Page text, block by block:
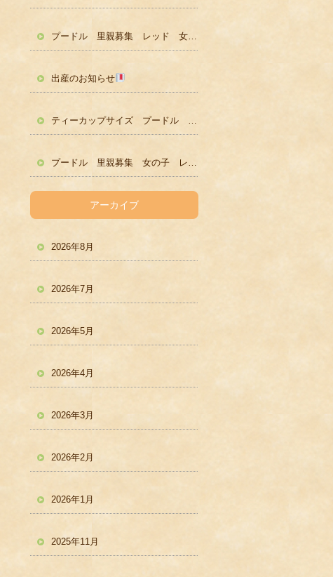
プードル 里親募集 レッド 女の子 かわいい
出産のお知らせ
ティーカップサイズ プードル レッド男の子 ２歳
プードル 里親募集 女の子 レッド
アーカイブ
2026年8月
2026年7月
2026年5月
2026年4月
2026年3月
2026年2月
2026年1月
2025年11月